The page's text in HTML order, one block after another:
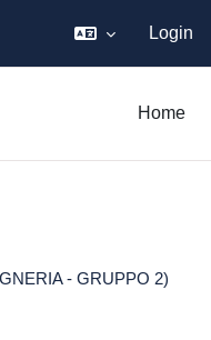
Login
Home
- GRUPPO 2)